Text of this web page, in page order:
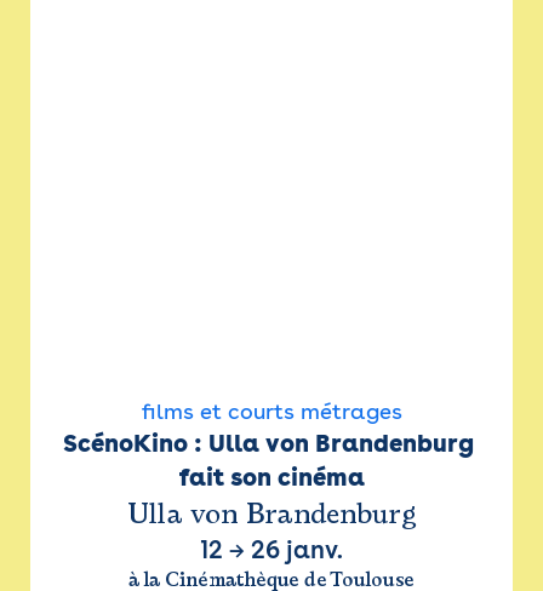
films et courts métrages
ScénoKino : Ulla von Brandenburg
fait son cinéma
Ulla von Brandenburg
12 → 26 janv.
à la Cinémathèque de Toulouse